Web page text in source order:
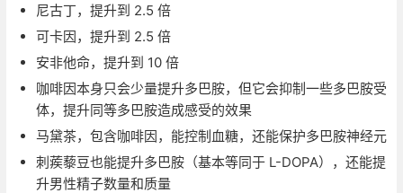
尼古丁，提升到 2.5 倍
可卡因，提升到 2.5 倍
安非他命，提升到 10 倍
咖啡因本身只会少量提升多巴胺，但它会抑制一些多巴胺受
体，提升同等多巴胺造成感受的效果
马黛茶，包含咖啡因，能控制血糖，还能保护多巴胺神经元
刺蒺藜豆也能提升多巴胺（基本等同于 L-DOPA），还能提
升男性精子数量和质量